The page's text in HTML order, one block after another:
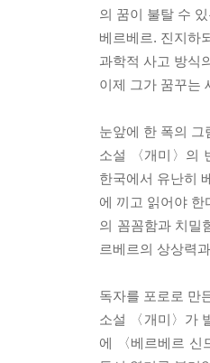
의 꿈이 불탈 수
베르베르. 진지하
과학적 사고 방식
이제 그가 꿈꾸는
눈앞에 한 폭의 그
소설 〈개미〉의
한국에서 유난히
에 끼고 읽어야
의 꼼꼼함과 치밀
르베르의 상상력
독자를 포로로 만
소설 〈개미〉가
에 〈베르베르 신